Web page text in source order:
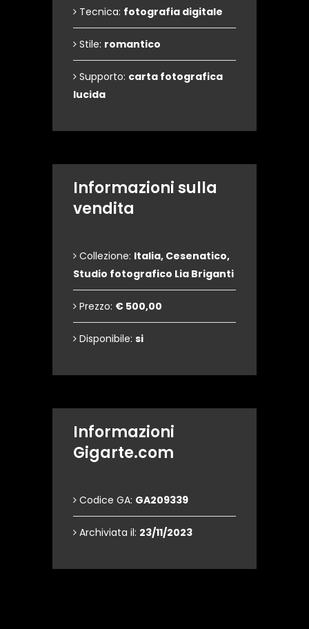
Tecnica: fotografia digitale
Stile: romantico
Supporto: carta fotografica
lucida
Informazioni sulla
vendita
Collezione: Italia, Cesenatico,
Studio fotografico Lia Briganti
Prezzo: € 500,00
Disponibile: si
Informazioni
Gigarte.com
Codice GA: GA209339
Archiviata il: 23/11/2023